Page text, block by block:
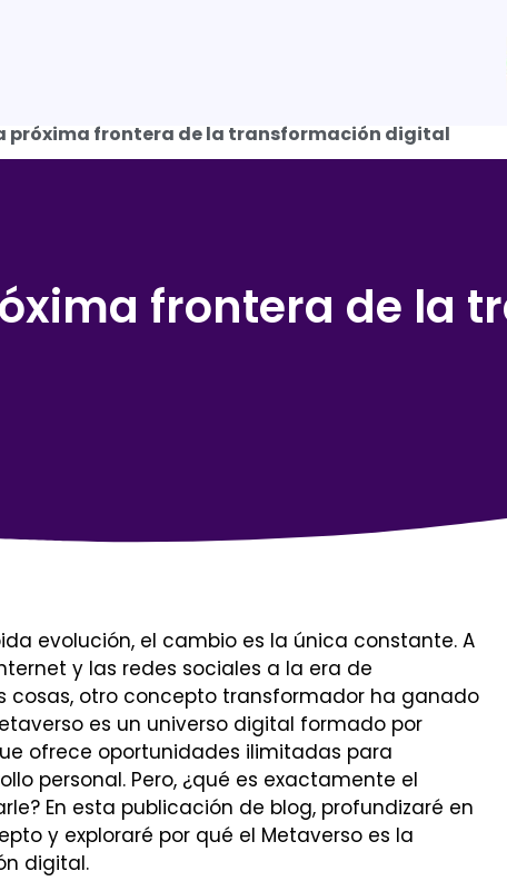
próxima frontera de la transformación digital
frontera de la
evolución, el cambio es la única constante. A
y las redes sociales a la era de
cosas, otro concepto transformador ha ganado
es un universo digital formado por
ofrece oportunidades ilimitadas para
personal. Pero, ¿qué es exactamente el
En esta publicación de blog, profundizaré en
y exploraré por qué el Metaverso es la
digital.